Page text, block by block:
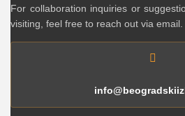
For collaboration inquiries or
visiting, feel free to reach out via email.